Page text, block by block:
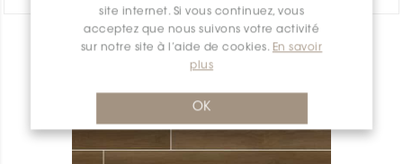
site internet. Si vous continuez, vous
acceptez que nous suivons votre activité
sur notre site à l’aide de cookies. En savoir
plus
OK
APERÇU DES PRODUITS